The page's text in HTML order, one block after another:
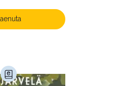
looming (86)
(582)